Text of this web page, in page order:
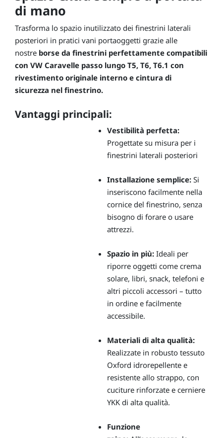
di mano
Trasforma lo spazio inutilizzato dei finestrini laterali
posteriori in pratici vani portaoggetti grazie alle
nostre borse da finestrini perfettamente compatibili
con VW Caravelle passo lungo T5, T6, T6.1 con
rivestimento originale interno e cintura di
sicurezza nel finestrino.
Vantaggi principali:
Vestibilità perfetta:
Progettate su misura per i
finestrini laterali posteriori
Installazione semplice: Si
inseriscono facilmente nella
cornice del finestrino, senza
bisogno di forare o usare
attrezzi.
Spazio in più: Ideali per
riporre oggetti come crema
solare, libri, snack, telefoni e
altri piccoli accessori – tutto
in ordine e facilmente
accessibile.
Materiali di alta qualità:
Realizzate in robusto tessuto
Oxford idrorepellente e
resistente allo strappo, con
cuciture rinforzate e cerniere
YKK di alta qualità.
Funzione